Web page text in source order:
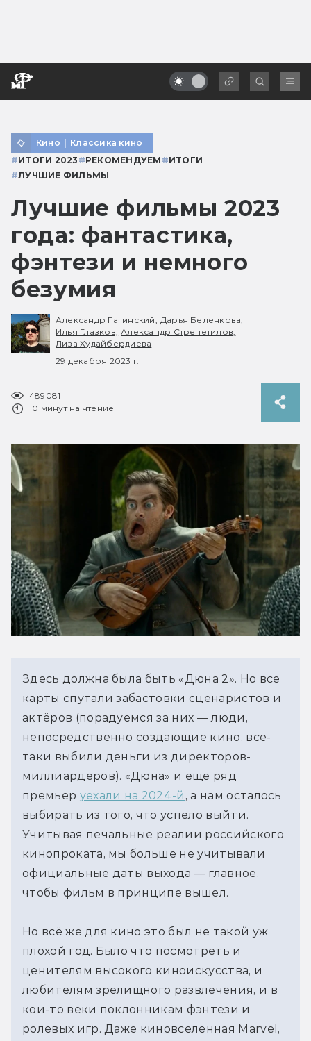
Кино | Классика кино
#ИТОГИ 2023 #РЕКОМЕНДУЕМ #ИТОГИ
#ЛУЧШИЕ ФИЛЬМЫ
Лучшие фильмы 2023
года: фантастика,
фэнтези и немного
безумия
Александр Гагинский,
Дарья Беленкова,
Илья Глазков, Александр Стрепетилов,
Лиза Худайбердиева
29 декабря 2023 г.
489081
10 минут на чтение
Здесь должна была быть «Дюна 2». Но все
карты спутали забастовки сценаристов и
актёров (порадуемся за них — люди,
непосредственно создающие кино, всё-
таки выбили деньги из директоров-
миллиардеров). «Дюна» и ещё ряд
премьер уехали на 2024-й , а нам осталось
выбирать из того, что успело выйти.
Учитывая печальные реалии российского
кинопроката, мы больше не учитывали
официальные даты выхода — главное,
чтобы фильм в принципе вышел.
Но всё же для кино это был не такой уж
плохой год. Было что посмотреть и
ценителям высокого киноискусства, и
любителям зрелищного развлечения, и в
кои-то веки поклонникам фэнтези и
ролевых игр. Даже киновселенная Marvel,